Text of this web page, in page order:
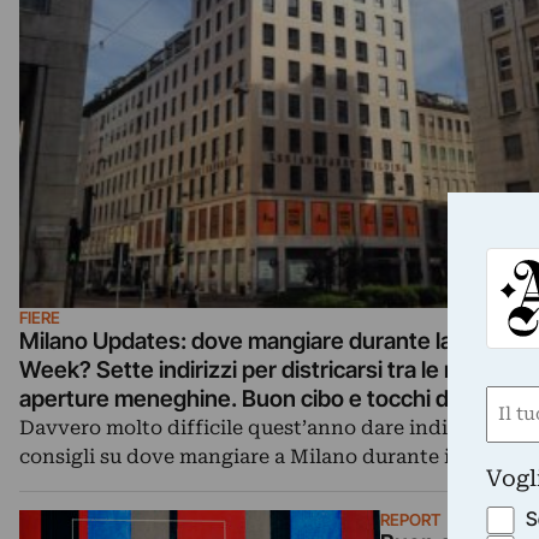
FIERE
Milano Updates: dove mangiare durante la Miart
Week? Sette indirizzi per districarsi tra le mille
aperture meneghine. Buon cibo e tocchi d’arte
Davvero molto difficile quest’anno dare indicazioni e
consigli su dove mangiare a Milano durante i…
REPORT
Nome